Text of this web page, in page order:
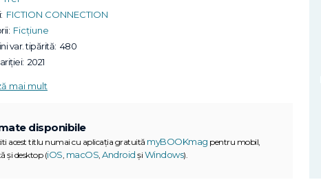
FICTION CONNECTION
Ficțiune
var. tipărită: 480
2021
mai mult
disponibile
acest titlu numai cu aplicația gratuită myBOOKmag pentru mobil,
și desktop (iOS, macOS, Android și Windows).